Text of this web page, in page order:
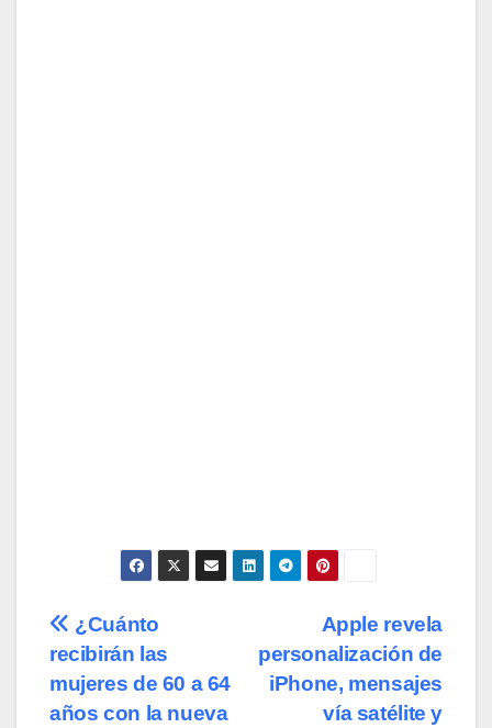
Navegación
de
Apple revela
personalización de
iPhone, mensajes
vía satélite y
¿Cuánto
recibirán las
mujeres de 60 a 64
años con la nueva